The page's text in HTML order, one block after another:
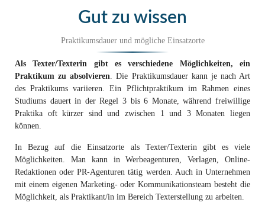
Gut zu wissen
Praktikumsdauer und mögliche Einsatzorte
Als Texter/Texterin gibt es verschiedene Möglichkeiten, ein
Praktikum zu absolvieren. Die Praktikumsdauer kann je nach Art
des Praktikums variieren. Ein Pflichtpraktikum im Rahmen eines
Studiums dauert in der Regel 3 bis 6 Monate, während freiwillige
Praktika oft kürzer sind und zwischen 1 und 3 Monaten liegen
können.
In Bezug auf die Einsatzorte als Texter/Texterin gibt es viele
Möglichkeiten. Man kann in Werbeagenturen, Verlagen, Online-
Redaktionen oder PR-Agenturen tätig werden. Auch in Unternehmen
mit einem eigenen Marketing- oder Kommunikationsteam besteht die
Möglichkeit, als Praktikant/in im Bereich Texterstellung zu arbeiten.